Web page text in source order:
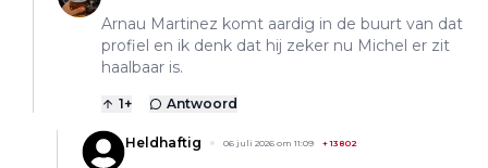
Arnau Martinez komt aardig in de buurt van dat
profiel en ik denk dat hij zeker nu Michel er zit
haalbaar is.
1+ Antwoord
Heldhaftig 06 juli 2026 om 11:09 +13802